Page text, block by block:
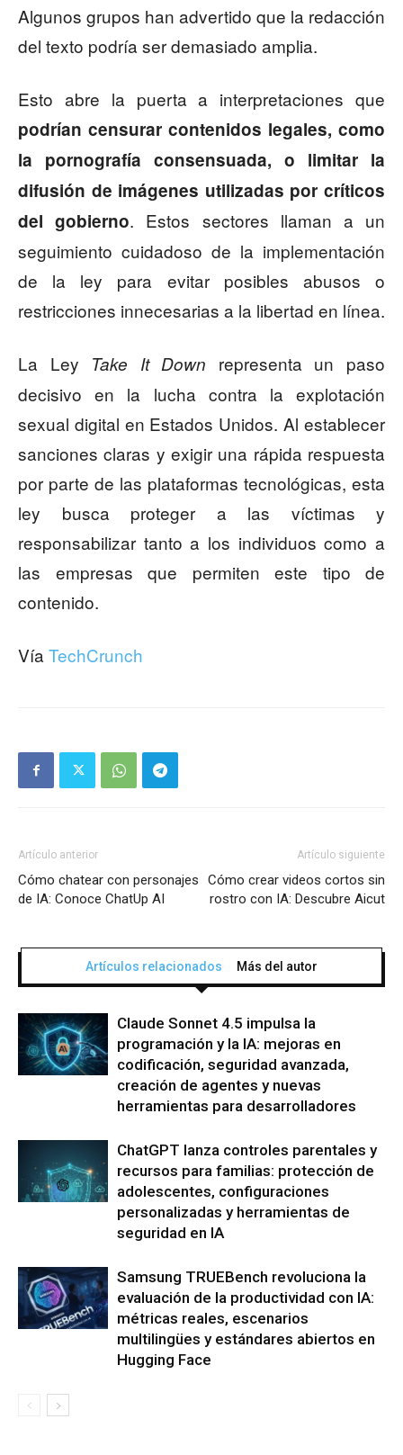
Algunos grupos han advertido que la redacción
del texto podría ser demasiado amplia.
Esto abre la puerta a interpretaciones que
podrían censurar contenidos legales, como
la pornografía consensuada, o limitar la
difusión de imágenes utilizadas por críticos
del gobierno. Estos sectores llaman a un
seguimiento cuidadoso de la implementación
de la ley para evitar posibles abusos o
restricciones innecesarias a la libertad en línea.
La Ley Take It Down representa un paso
decisivo en la lucha contra la explotación
sexual digital en Estados Unidos. Al establecer
sanciones claras y exigir una rápida respuesta
por parte de las plataformas tecnológicas, esta
ley busca proteger a las víctimas y
responsabilizar tanto a los individuos como a
las empresas que permiten este tipo de
contenido.
Vía TechCrunch
Artículo anterior
Cómo chatear con personajes
de IA: Conoce ChatUp AI
Artículo siguiente
Cómo crear videos cortos sin
rostro con IA: Descubre Aicut
Artículos relacionados Más del autor
Claude Sonnet 4.5 impulsa la
programación y la IA: mejoras en
codificación, seguridad avanzada,
creación de agentes y nuevas
herramientas para desarrolladores
ChatGPT lanza controles parentales y
recursos para familias: protección de
adolescentes, configuraciones
personalizadas y herramientas de
seguridad en IA
Samsung TRUEBench revoluciona la
evaluación de la productividad con IA:
métricas reales, escenarios
multilingües y estándares abiertos en
Hugging Face